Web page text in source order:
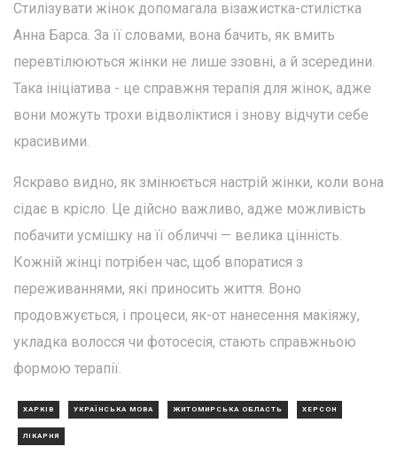
Стилізувати жінок допомагала візажистка-стилістка
Анна Барса. За її словами, вона бачить, як вмить
перевтілюються жінки не лише ззовні, а й зсередини.
Така ініціатива - це справжня терапія для жінок, адже
вони можуть трохи відволіктися і знову відчути себе
красивими.
Яскраво видно, як змінюється настрій жінки, коли вона
сідає в крісло. Це дійсно важливо, адже можливість
побачити усмішку на її обличчі — велика цінність.
Кожній жінці потрібен час, щоб впоратися з
переживаннями, які приносить життя. Воно
продовжується, і процеси, як-от нанесення макіяжу,
укладка волосся чи фотосесія, стають справжньою
формою терапії.
ХАРКІВ УКРАЇНСЬКА МОВА ЖИТОМИРСЬКА ОБЛАСТЬ ХЕРСОН
ЛІКАРНЯ